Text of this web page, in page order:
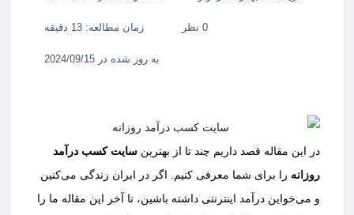
زمان مطالعه: 13 دقیقه 0 نظر
به روز شده در 2024/09/15
در این مقاله قصد داریم چند تا از بهترین سایت کسب درآمد
روزانه را برای شما معرفی کنیم. اگر در ایران زندگی می‌کنین
و می‌خواین درآمد اینترنتی داشته باشین، تا آخر این مقاله ما را